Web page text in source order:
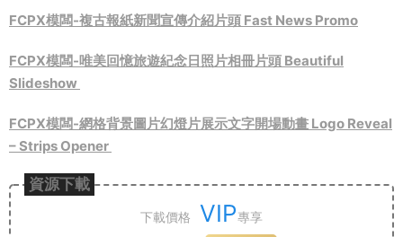
FCPX模闆-複古報紙新聞宣傳介紹片頭 Fast News Promo
FCPX模闆-唯美回憶旅遊紀念日照片相冊片頭 Beautiful
Slideshow
FCPX模闆-網格背景圖片幻燈片展示文字開場動畫 Logo Reveal
– Strips Opener
資源下載
下載價格 VIP專享